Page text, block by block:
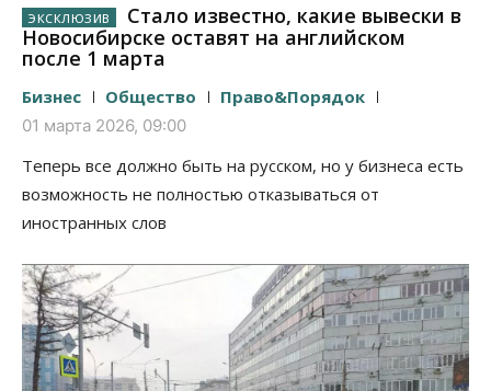
Стало известно, какие вывески в
Новосибирске оставят на английском
после 1 марта
Бизнес Общество Право&Порядок
01 марта 2026, 09:00
Теперь все должно быть на русском, но у бизнеса есть
возможность не полностью отказываться от
иностранных слов